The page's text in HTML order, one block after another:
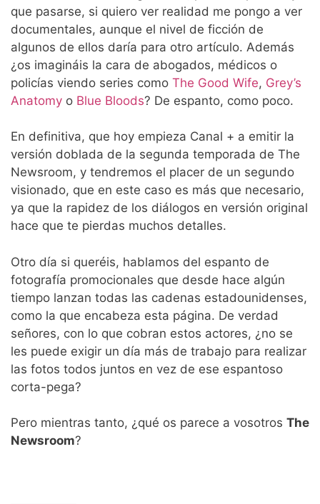
que pasarse, si quiero ver realidad me pongo a ver
documentales, aunque el nivel de ficción de
algunos de ellos daría para otro artículo. Además
¿os imagináis la cara de abogados, médicos o
policías viendo series como The Good Wife, Grey’s
Anatomy o Blue Bloods? De espanto, como poco.
En definitiva, que hoy empieza Canal + a emitir la
versión doblada de la segunda temporada de The
Newsroom, y tendremos el placer de un segundo
visionado, que en este caso es más que necesario,
ya que la rapidez de los diálogos en versión original
hace que te pierdas muchos detalles.
Otro día si queréis, hablamos del espanto de
fotografía promocionales que desde hace algún
tiempo lanzan todas las cadenas estadounidenses,
como la que encabeza esta página. De verdad
señores, con lo que cobran estos actores, ¿no se
les puede exigir un día más de trabajo para realizar
las fotos todos juntos en vez de ese espantoso
corta-pega?
Pero mientras tanto, ¿qué os parece a vosotros The
Newsroom?